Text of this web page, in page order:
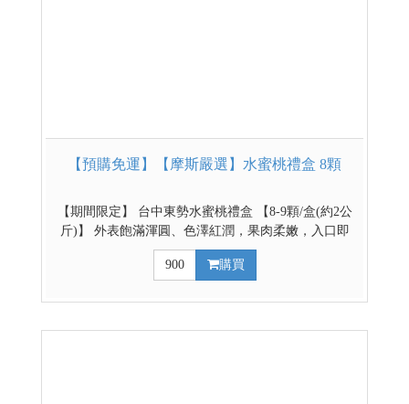
【預購免運】【摩斯嚴選】水蜜桃禮盒 8顆
【期間限定】 台中東勢水蜜桃禮盒 【8-9顆/盒(約2公
斤)】 外表飽滿渾圓、色澤紅潤，果肉柔嫩，入口即
化、甜蜜多汁，散發梨山特有的清冷濃郁香氣，特別
的口感是其他水蜜桃所沒有的，滋味絕不遜於日本水
日起~2026/8/16 【出貨時間】8/6(四)起由東勢區農會
900 購買